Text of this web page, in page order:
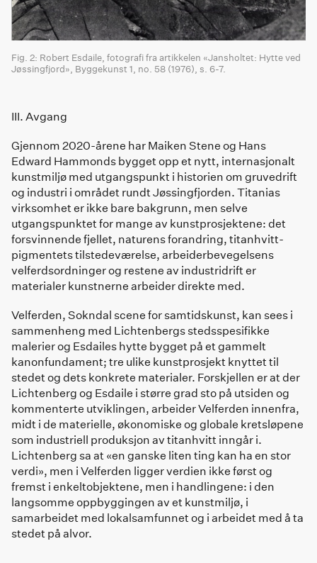
Fig. 2: Robert Esdaile, fotografi fra artikkelen «Jansholtet: Hytte ved
Jøssingfjord», Byggekunst 1, no. 58 (1976), s. 6-7.
III. Avgang
Gjennom 2020-årene har Maiken Stene og Hans
Edward Hammonds bygget opp et nytt, internasjonalt
kunstmiljø med utgangspunkt i historien om gruvedrift
og industri i området rundt Jøssingfjorden. Titanias
virksomhet er ikke bare bakgrunn, men selve
utgangspunktet for mange av kunstprosjektene: det
forsvinnende fjellet, naturens forandring, titanhvitt-
pigmentets tilstedeværelse, arbeiderbevegelsens
velferdsordninger og restene av industridrift er
materialer kunstnerne arbeider direkte med.
Velferden, Sokndal scene for samtidskunst, kan sees i
sammenheng med Lichtenbergs stedsspesifikke
malerier og Esdailes hytte bygget på et gammelt
kanonfundament; tre ulike kunstprosjekt knyttet til
stedet og dets konkrete materialer. Forskjellen er at der
Lichtenberg og Esdaile i større grad sto på utsiden og
kommenterte utviklingen, arbeider Velferden innenfra,
midt i de materielle, økonomiske og globale kretsløpene
som industriell produksjon av titanhvitt inngår i.
Lichtenberg sa at «en ganske liten ting kan ha en stor
verdi», men i Velferden ligger verdien ikke først og
fremst i enkeltobjektene, men i handlingene: i den
langsomme oppbyggingen av et kunstmiljø, i
samarbeidet med lokalsamfunnet og i arbeidet med å ta
stedet på alvor.